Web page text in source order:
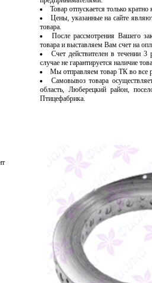
Товар отпускается только
Цены, указанные на сайте
товара.
После рассмотрения Вашего
товара и выставляем Вам счет на
Счет действителен в течении
случае не гарантируется наличие
Мы отправляем товар ТК во
Самовывоз товара
область, Люберецкий район,
Птицефабрика.